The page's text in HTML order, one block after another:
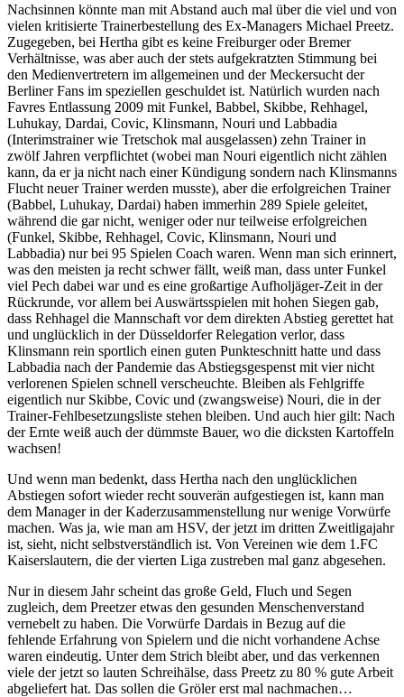
Nachsinnen könnte man mit Abstand auch mal über die viel und von
vielen kritisierte Trainerbestellung des Ex-Managers Michael Preetz.
Zugegeben, bei Hertha gibt es keine Freiburger oder Bremer
Verhältnisse, was aber auch der stets aufgekratzten Stimmung bei
den Medienvertretern im allgemeinen und der Meckersucht der
Berliner Fans im speziellen geschuldet ist. Natürlich wurden nach
Favres Entlassung 2009 mit Funkel, Babbel, Skibbe, Rehhagel,
Luhukay, Dardai, Covic, Klinsmann, Nouri und Labbadia
(Interimstrainer wie Tretschok mal ausgelassen) zehn Trainer in
zwölf Jahren verpflichtet (wobei man Nouri eigentlich nicht zählen
kann, da er ja nicht nach einer Kündigung sondern nach Klinsmanns
Flucht neuer Trainer werden musste), aber die erfolgreichen Trainer
(Babbel, Luhukay, Dardai) haben immerhin 289 Spiele geleitet,
während die gar nicht, weniger oder nur teilweise erfolgreichen
(Funkel, Skibbe, Rehhagel, Covic, Klinsmann, Nouri und
Labbadia) nur bei 95 Spielen Coach waren. Wenn man sich erinnert,
was den meisten ja recht schwer fällt, weiß man, dass unter Funkel
viel Pech dabei war und es eine großartige Aufholjäger-Zeit in der
Rückrunde, vor allem bei Auswärtsspielen mit hohen Siegen gab,
dass Rehhagel die Mannschaft vor dem direkten Abstieg gerettet hat
und unglücklich in der Düsseldorfer Relegation verlor, dass
Klinsmann rein sportlich einen guten Punkteschnitt hatte und dass
Labbadia nach der Pandemie das Abstiegsgespenst mit vier nicht
verlorenen Spielen schnell verscheuchte. Bleiben als Fehlgriffe
eigentlich nur Skibbe, Covic und (zwangsweise) Nouri, die in der
Trainer-Fehlbesetzungsliste stehen bleiben. Und auch hier gilt: Nach
der Ernte weiß auch der dümmste Bauer, wo die dicksten Kartoffeln
wachsen!
Und wenn man bedenkt, dass Hertha nach den unglücklichen
Abstiegen sofort wieder recht souverän aufgestiegen ist, kann man
dem Manager in der Kaderzusammenstellung nur wenige Vorwürfe
machen. Was ja, wie man am HSV, der jetzt im dritten Zweitligajahr
ist, sieht, nicht selbstverständlich ist. Von Vereinen wie dem 1.FC
Kaiserslautern, die der vierten Liga zustreben mal ganz abgesehen.
Nur in diesem Jahr scheint das große Geld, Fluch und Segen
zugleich, dem Preetzer etwas den gesunden Menschenverstand
vernebelt zu haben. Die Vorwürfe Dardais in Bezug auf die
fehlende Erfahrung von Spielern und die nicht vorhandene Achse
waren eindeutig. Unter dem Strich bleibt aber, und das verkennen
viele der jetzt so lauten Schreihälse, dass Preetz zu 80 % gute Arbeit
abgeliefert hat. Das sollen die Gröler erst mal nachmachen…